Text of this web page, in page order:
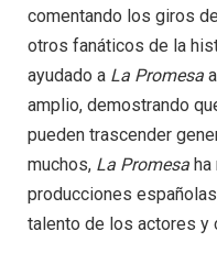
comentando los giros
otros fanáticos de la
ayudado a La Promesa
amplio, demostrando
pueden trascender
muchos, La Promesa
producciones
talento de los actores y